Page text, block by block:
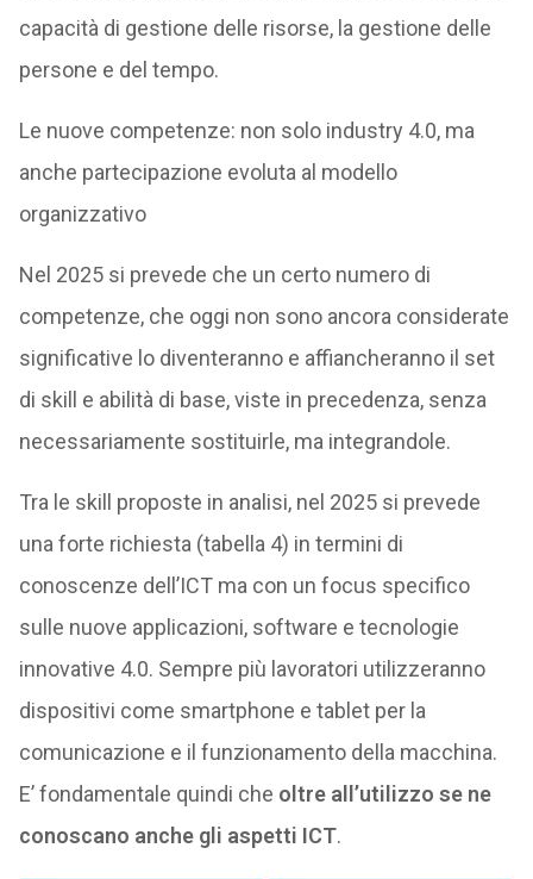
capacità di gestione delle risorse, la gestione delle
persone e del tempo.
Le nuove competenze: non solo industry 4.0, ma
anche partecipazione evoluta al modello
organizzativo
Nel 2025 si prevede che un certo numero di
competenze, che oggi non sono ancora considerate
significative lo diventeranno e affiancheranno il set
di skill e abilità di base, viste in precedenza, senza
necessariamente sostituirle, ma integrandole.
Tra le skill proposte in analisi, nel 2025 si prevede
una forte richiesta (tabella 4) in termini di
conoscenze dell’ICT ma con un focus specifico
sulle nuove applicazioni, software e tecnologie
innovative 4.0. Sempre più lavoratori utilizzeranno
dispositivi come smartphone e tablet per la
comunicazione e il funzionamento della macchina.
E’ fondamentale quindi che oltre all’utilizzo se ne
conoscano anche gli aspetti ICT.